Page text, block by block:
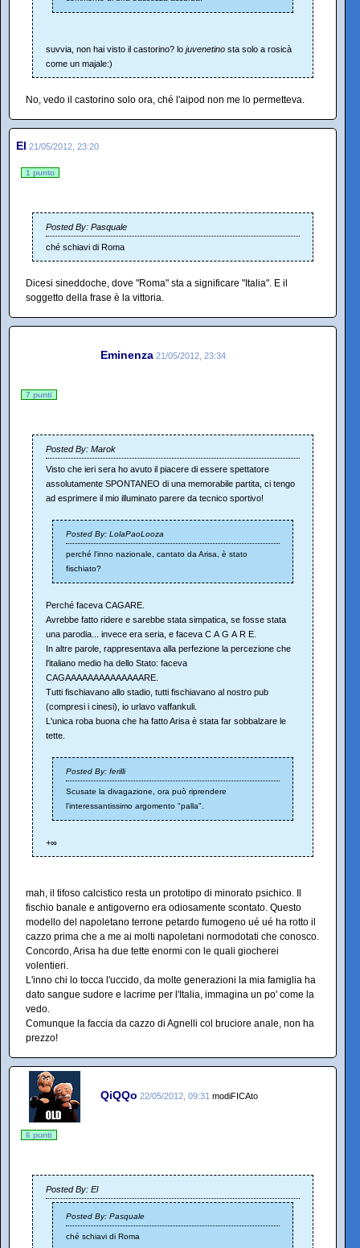
suvvia, non hai visto il castorino? lo juvenetino sta solo a rosicà
come un majale:)
No, vedo il castorino solo ora, ché l'aipod non me lo permetteva.
El 21/05/2012, 23:20
1 punto
Posted By: Pasquale
ché schiavi di Roma
Dicesi sineddoche, dove "Roma" sta a significare "Italia". E il
soggetto della frase è la vittoria.
Eminenza 21/05/2012, 23:34
7 punti
Posted By: Marok
Visto che ieri sera ho avuto il piacere di essere spettatore
assolutamente SPONTANEO di una memorabile partita, ci tengo
ad esprimere il mio illuminato parere da tecnico sportivo!
Posted By: LolaPaoLooza
perché l'inno nazionale, cantato da Arisa, è stato
fischiato?
Perché faceva CAGARE.
Avrebbe fatto ridere e sarebbe stata simpatica, se fosse stata
una parodia... invece era seria, e faceva C A G A R E.
In altre parole, rappresentava alla perfezione la percezione che
l'italiano medio ha dello Stato: faceva
CAGAAAAAAAAAAAAAARE.
Tutti fischiavano allo stadio, tutti fischiavano al nostro pub
(compresi i cinesi), io urlavo vaffankuli.
L'unica roba buona che ha fatto Arisa è stata far sobbalzare le
tette.
Posted By: ferilli
Scusate la divagazione, ora può riprendere
l'interessantissimo argomento "palla".
+∞
mah, il tifoso calcistico resta un prototipo di minorato psichico. Il
fischio banale e antigoverno era odiosamente scontato. Questo
modello del napoletano terrone petardo fumogeno ué ué ha rotto il
cazzo prima che a me ai molti napoletani normodotati che conosco.
Concordo, Arisa ha due tette enormi con le quali giocherei
volentieri.
L'inno chi lo tocca l'uccido, da molte generazioni la mia famiglia ha
dato sangue sudore e lacrime per l'Italia, immagina un po' come la
vedo.
Comunque la faccia da cazzo di Agnelli col bruciore anale, non ha
prezzo!
QiQQo 22/05/2012, 09:31 modiFICAto
6 punti
Posted By: El
Posted By: Pasquale
ché schiavi di Roma